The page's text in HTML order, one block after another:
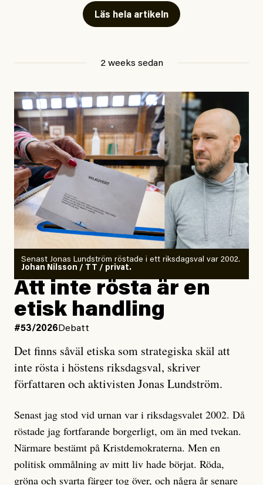
skriver för? Vad betyder det att vara en ”röd, grön och
oberoende” tidning? Och vad är egentligen bra
utpekas som israelisk infiltratör”. Enligt ingressen
handlar artikeln om en person vars ”bakgrund skapar
splittring och oro i rörelsen”. Problemet är att artikeln
skapar betydligt mer oro i palestinarörelsen – och den
oberoende vänstern – än den porträtterade personen
eller dess bakgrund.
Det finns en väldigt enkel regel inom alla politiska
rörelser när det gäller misstänkta infiltratörer:
Antingen har en bevis på att de är infiltratörer, och då
ska en gå ut med det så fort det bara går för att skydda
rörelsen. Eller så har en inga bevis, bara misstankar,
och då ska en efterforska diskret, just för att inte skapa
oro inom rörelsen.
Artikeln undersöker inte, som ETC påstår, ”vad som
är sant, vad som är rykten”, utan den bidrar bara till
ännu mer ryktesspridning. Det finns inte ett enda bevis
misstänkta personen är en infiltratör. Det som läsaren
får veta är att personen har ändrat sina politiska åsikter
under åren, att den har raderat tidigare innehåll på sina
sociala medier, att artikelns författare inte förstår sig
på personens ekonomi och att det tydligen finns
Läs hela artikeln
2 weeks sedan
Senast Jonas Lundström röstade i ett riksdagsval var 2002.
Johan Nilsson / TT / privat.
Att inte rösta är en
etisk handling
#53/2026 Debatt
Det finns såväl etiska som strategiska skäl att
inte rösta i höstens riksdagsval, skriver
författaren och aktivisten Jonas Lundström.
Senast jag stod vid urnan var i riksdagsvalet 2002. Då
röstade jag fortfarande borgerligt, om än med tvekan.
Närmare bestämt på Kristdemokraterna. Men en
politisk ommålning av mitt liv hade börjat. Röda,
gröna och svarta färger tog över, och några år senare